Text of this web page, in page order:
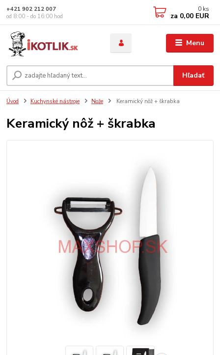
Menu
Hľadať
+421 902 212 007
od 8:00 - do 16:00 hod
0 ks
za 0,00 EUR
Úvod Kuchynské nástroje Nože Keramický nôž + škrabka
Keramický nôž + škrabka